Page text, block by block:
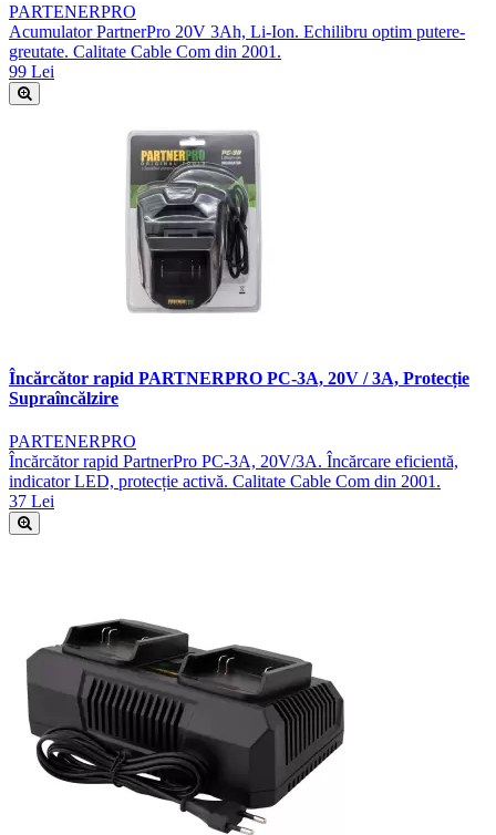
PARTENERPRO
Acumulator PartnerPro 20V 3Ah, Li-Ion. Echilibru optim putere-
greutate. Calitate Cable Com din 2001.
99 Lei
Încărcător rapid PARTNERPRO PC-3A, 20V / 3A, Protecție
Supraîncălzire
PARTENERPRO
Încărcător rapid PartnerPro PC-3A, 20V/3A. Încărcare eficientă,
indicator LED, protecție activă. Calitate Cable Com din 2001.
37 Lei